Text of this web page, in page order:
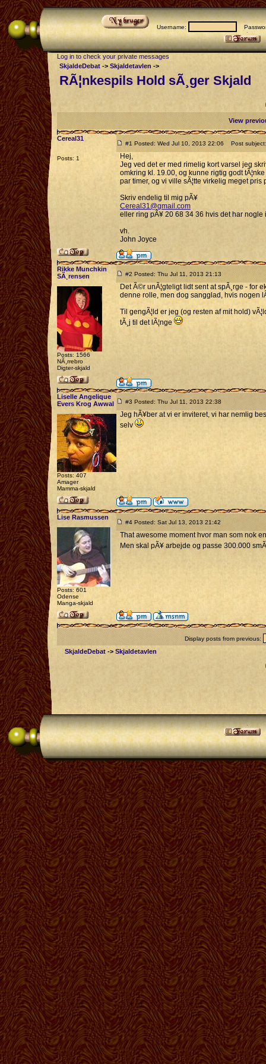
Username:
Log in to check your private messages
SkjaldeDebat -> Skjaldetavlen ->
RÃ¦nkespils Hold sÃ¸ger Skjald
View
Cereal31
Posts: 1
#1 Posted: Wed Jul 10, 2013 22:06 Post subject:
Hej,
Jeg ved det er med rimelig kort varsel jeg
omkring kl. 19.00, og kunne rigtig godt
par timer, og vi ville sÃ¦tte virkelig meget
Skriv endelig til mig pÃ¥
Cereal31@gmail.com
eller ring pÃ¥ 20 68 34 36 hvis det har
vh.
John Joyce
Rikke Munchkin
SÃ¸rensen
Posts: 1566
NÃ¸rrebro
Digter-skjald
#2 Posted: Thu Jul 11, 2013 21:13
Det Ã©r unÃ¦gteligt lidt sent at spÃ¸rge - for
denne rolle, men dog sangglad, hvis nogen
Til gengÃ¦ld er jeg (og resten af mit hold)
tÃ¸j til det lÃ¦nge
Liselle Angelique
Evers Krog Awwal
Posts: 407
Amager
Mamma-skjald
#3 Posted: Thu Jul 11, 2013 22:38
Jeg hÃ¥ber at vi er inviteret, vi har nemlig
selv
Lise Rasmussen
Posts: 601
Odense
Manga-skjald
#4 Posted: Sat Jul 13, 2013 21:42
That awesome moment hvor man som nok
Men skal pÃ¥ arbejde og passe 300.000
Display posts from previous:
SkjaldeDebat -> Skjaldetavlen